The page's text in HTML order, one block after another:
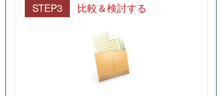
STEP3 比較＆検討する